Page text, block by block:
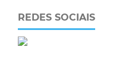
REDES SOCIAIS